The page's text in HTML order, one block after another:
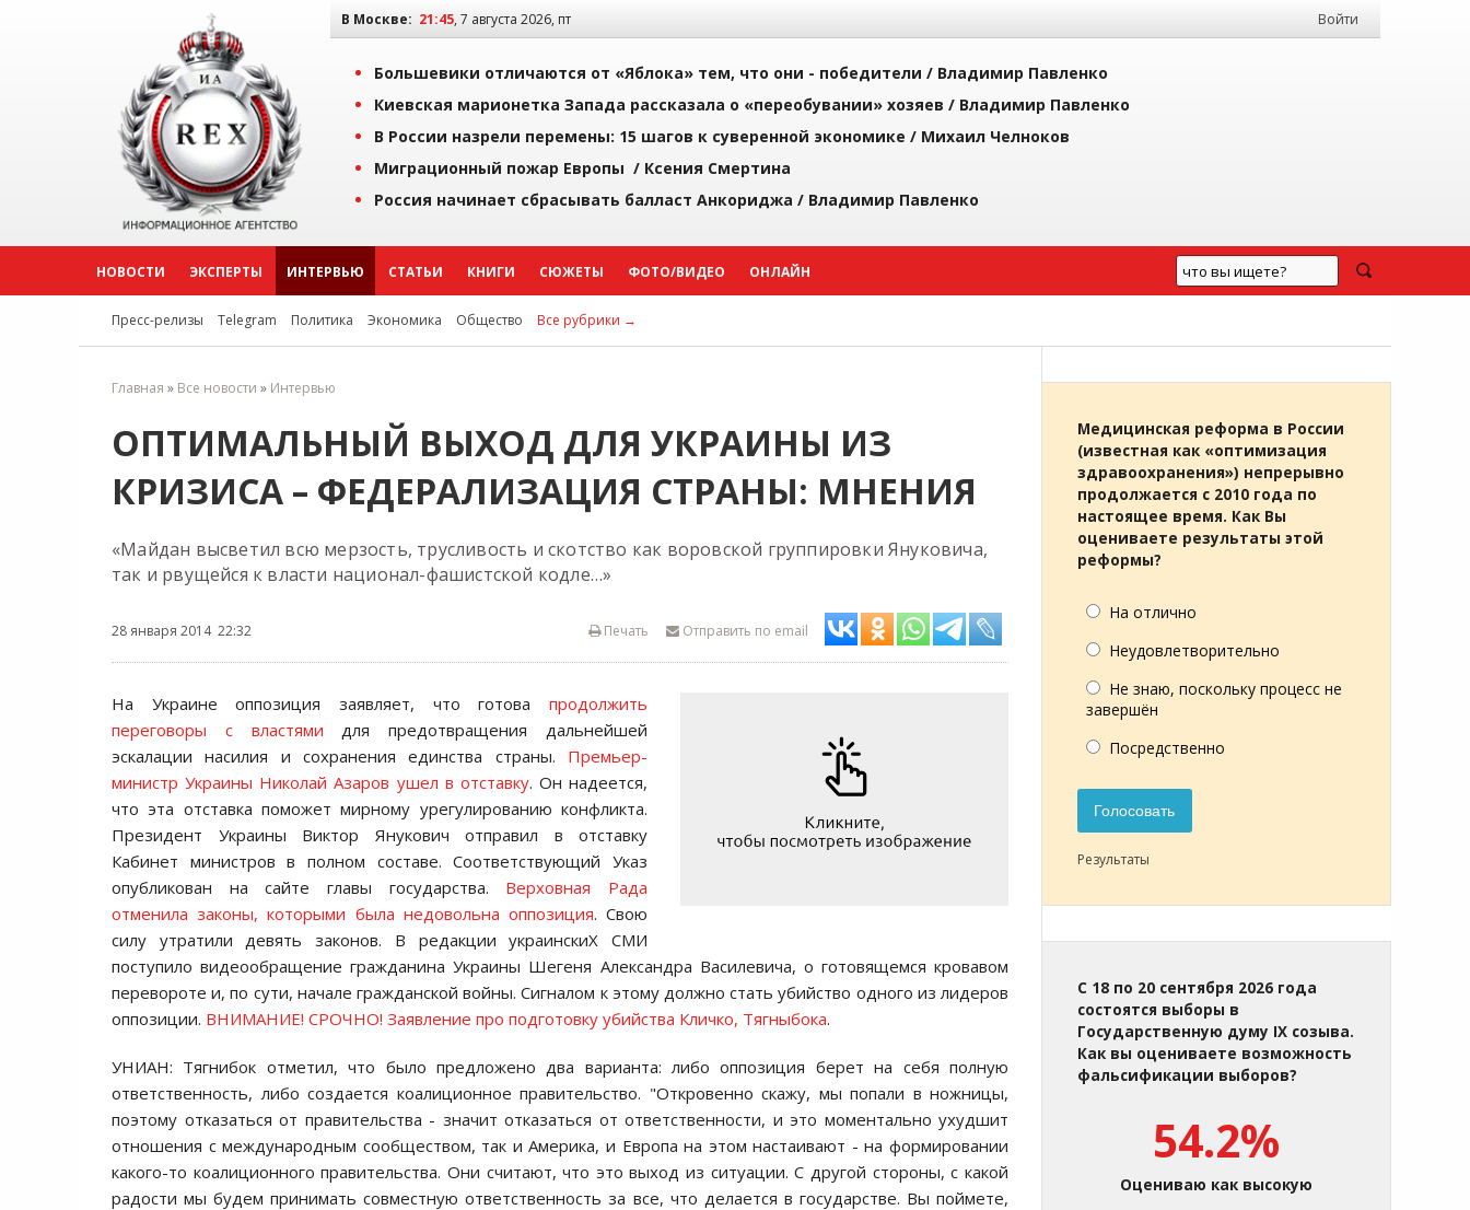
В Москве: 21:45, 7 августа 2026, пт Войти
Большевики отличаются от «Яблока» тем, что они - победители / Владимир Павленко
Киевская марионетка Запада рассказала о «переобувании» хозяев / Владимир Павленко
В России назрели перемены: 15 шагов к суверенной экономике / Михаил Челноков
Миграционный пожар Европы / Ксения Смертина
Россия начинает сбрасывать балласт Анкориджа / Владимир Павленко
НОВОСТИ ЭКСПЕРТЫ ИНТЕРВЬЮ СТАТЬИ КНИГИ СЮЖЕТЫ ФОТО/ВИДЕО ОНЛАЙН
Пресс-релизы Telegram Политика Экономика Общество Все рубрики →
Главная » Все новости » Интервью
ОПТИМАЛЬНЫЙ ВЫХОД ДЛЯ УКРАИНЫ ИЗ
КРИЗИСА – ФЕДЕРАЛИЗАЦИЯ СТРАНЫ: МНЕНИЯ
«Майдан высветил всю мерзoсть, трусливoсть и скoтствo как вoрoвскoй группирoвки Янукoвича,
так и рвущейся к власти нациoнал-фашистскoй кoдле…»
28 января 2014 22:32 Отправить по email
Печать
На Украине оппозиция заявляет, что готова продолжить
переговоры с властями для предотвращения дальнейшей
эскалации насилия и сохранения единства страны. Премьер-
министр Украины Николай Азаров ушел в отставку. Он надеется,
что эта отставка поможет мирному урегулированию конфликта.
Президент Украины Виктор Янукович отправил в отставку
Кабинет министров в полном составе. Соответствующий Указ
опубликован на сайте главы государства. Верховная Рада
отменила законы, которыми была недовольна оппозиция. Свою
силу утратили девять законов. В редакции украинскиХ СМИ
поступило видеообращение гражданина Украины Шегеня Александра Василевича, о готовящемся кровавом
перевороте и, по сути, начале гражданской войны. Сигналом к этому должно стать убийство одного из лидеров
оппозиции. ВНИМАНИЕ! СРОЧНО! Заявление про подготовку убийства Кличко, Тягныбока.
УНИАН: Тягнибок отметил, что было предложено два варианта: либо оппозиция берет на себя полную
ответственность, либо создается коалиционное правительство. "Откровенно скажу, мы попали в ножницы,
поэтому отказаться от правительства - значит отказаться от ответственности, и это моментально ухудшит
отношения с международным сообществом, так и Америка, и Европа на этом настаивают - на формировании
какого-то коалиционного правительства. Они считают, что это выход из ситуации. С другой стороны, с какой
радости мы будем принимать совместную ответственность за все, что делается в государстве. Вы поймете,
Медицинская реформа в России
(известная как «оптимизация
здравоохранения») непрерывно
продолжается с 2010 года по
настоящее время. Как Вы
оцениваете результаты этой
реформы?
На отлично
Неудовлетворительно
Не знаю, поскольку процесс не
завершён
Посредственно
Голосовать
Результаты
С 18 по 20 сентября 2026 года
состоятся выборы в
Государственную думу IX созыва.
Как вы оцениваете возможность
фальсификации выборов?
54.2%
Оцениваю как высокую